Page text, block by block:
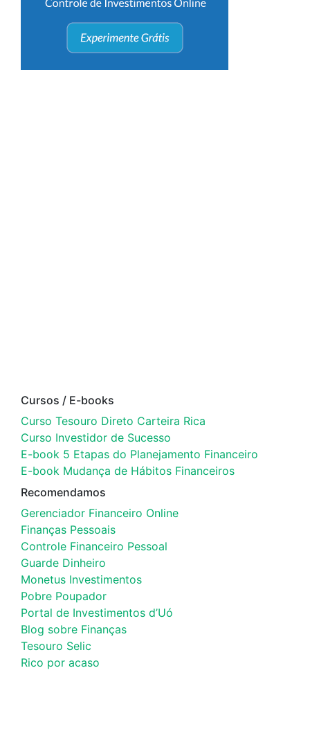
Cursos / E-books
Curso Tesouro Direto Carteira Rica
Curso Investidor de Sucesso
E-book 5 Etapas do Planejamento Financeiro
E-book Mudança de Hábitos Financeiros
Recomendamos
Gerenciador Financeiro Online
Finanças Pessoais
Controle Financeiro Pessoal
Guarde Dinheiro
Monetus Investimentos
Pobre Poupador
Portal de Investimentos d’Uó
Blog sobre Finanças
Tesouro Selic
Rico por acaso